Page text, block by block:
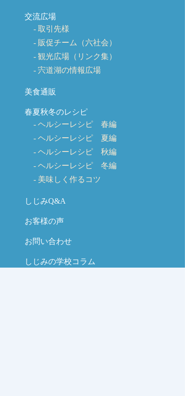
交流広場
取引先様
販促チーム（六社会）
観光広場（リンク集）
宍道湖の情報広場
美食通販
春夏秋冬のレシピ
ヘルシーレシピ 春編
ヘルシーレシピ 夏編
ヘルシーレシピ 秋編
ヘルシーレシピ 冬編
美味しく作るコツ
しじみQ&A
お客様の声
お問い合わせ
しじみの学校コラム